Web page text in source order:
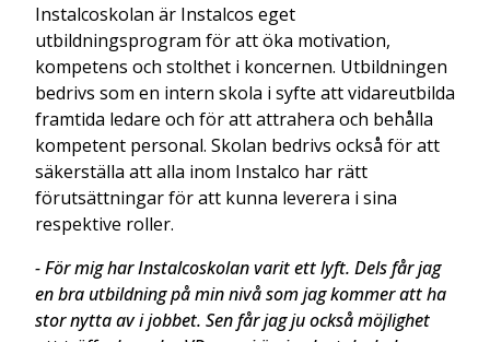
Instalcoskolan är Instalcos eget
utbildningsprogram för att öka motivation,
kompetens och stolthet i koncernen. Utbildningen
bedrivs som en intern skola i syfte att vidareutbilda
framtida ledare och för att attrahera och behålla
kompetent personal. Skolan bedrivs också för att
säkerställa att alla inom Instalco har rätt
förutsättningar för att kunna leverera i sina
respektive roller.
- För mig har Instalcoskolan varit ett lyft. Dels får jag
en bra utbildning på min nivå som jag kommer att ha
stor nytta av i jobbet. Sen får jag ju också möjlighet